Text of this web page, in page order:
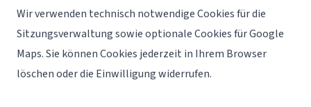
Wir verwenden technisch notwendige Cookies für die
Sitzungsverwaltung sowie optionale Cookies für Google
Maps. Sie können Cookies jederzeit in Ihrem Browser
löschen oder die Einwilligung widerrufen.